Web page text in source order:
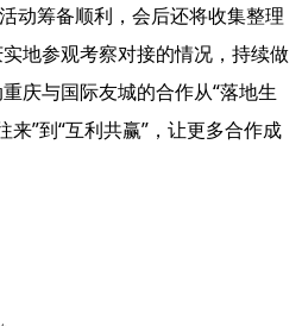
动筹备顺利，会后还将收集整理
地参观考察对接的情况，持续做
庆与国际友城的合作从“落地生
来”到“互利共赢”，让更多合作成